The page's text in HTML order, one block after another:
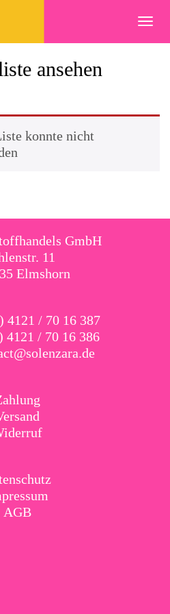
ansehen
konnte nicht
GmbH
11
Elmshorn
4121 / 70 16 387
4121 / 70 16 386
AGB